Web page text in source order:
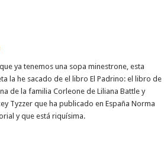
ya tenemos una sopa minestrone, esta
la he sacado de el libro El Padrino: el libro de
de la familia Corleone de Liliana Battle y
Tyzzer que ha publicado en España Norma
y que está riquísima.